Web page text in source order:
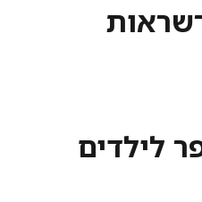
לילדים